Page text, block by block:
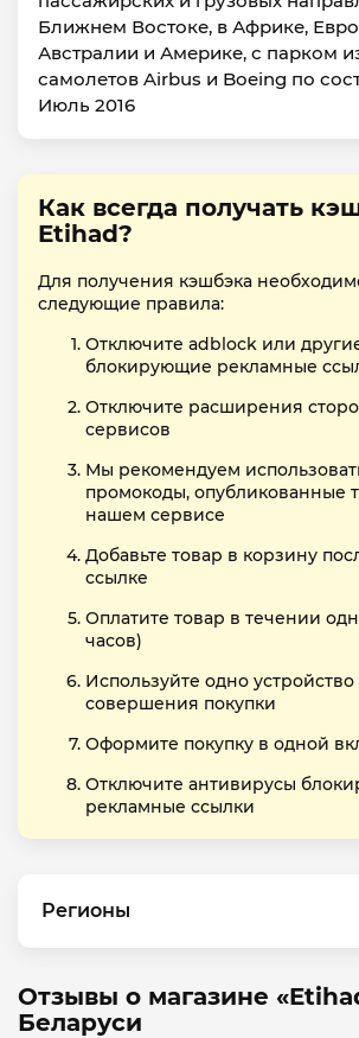
Ближнем Востоке, в Африке,
Австралии и Америке, с парком
самолетов Airbus и Boeing по
Июль 2016
Как всегда получать
Etihad?
Для получения кэшбэка
следующие правила:
Отключите adblock или
блокирующие рекламные
Отключите расширения
сервисов
Мы рекомендуем
промокоды, опубликованные
нашем сервисе
Добавьте товар в корзину
ссылке
Оплатите товар в течении
часов)
Используйте одно устройство
совершения покупки
Оформите покупку в одной
Отключите антивирусы
рекламные ссылки
Регионы
Отзывы о магазине
Беларуси